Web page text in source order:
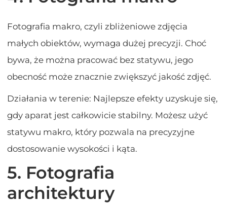
Fotografia makro, czyli zbliżeniowe zdjęcia
małych obiektów, wymaga dużej precyzji. Choć
bywa, że można pracować bez statywu, jego
obecność może znacznie zwiększyć jakość zdjęć.
Działania w terenie: Najlepsze efekty uzyskuje się,
gdy aparat jest całkowicie stabilny. Możesz użyć
statywu makro, który pozwala na precyzyjne
dostosowanie wysokości i kąta.
5. Fotografia
architektury